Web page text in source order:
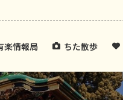
楽情報局 ちた散歩